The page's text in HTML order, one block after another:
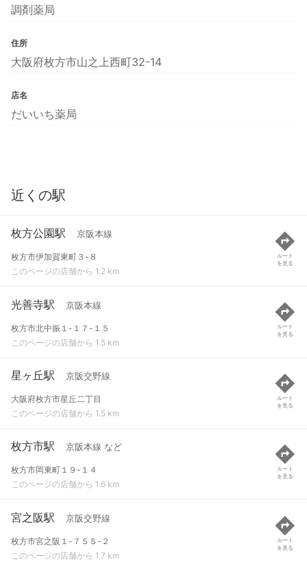
調剤薬局
住所
大阪府枚方市山之上西町32-14
店名
だいいち薬局
近くの駅
枚方公園駅 京阪本線
枚方市伊加賀東町３-８
このページの店舗から 1.2 km
ルート
を見る
光善寺駅 京阪本線
枚方市北中振１-１７-１５
このページの店舗から 1.5 km
ルート
を見る
星ヶ丘駅 京阪交野線
大阪府枚方市星丘二丁目
このページの店舗から 1.5 km
ルート
を見る
枚方市駅 京阪本線 など
枚方市岡東町１９-１４
このページの店舗から 1.6 km
ルート
を見る
宮之阪駅 京阪交野線
枚方市宮之阪１-７５５-２
このページの店舗から 1.7 km
ルート
を見る